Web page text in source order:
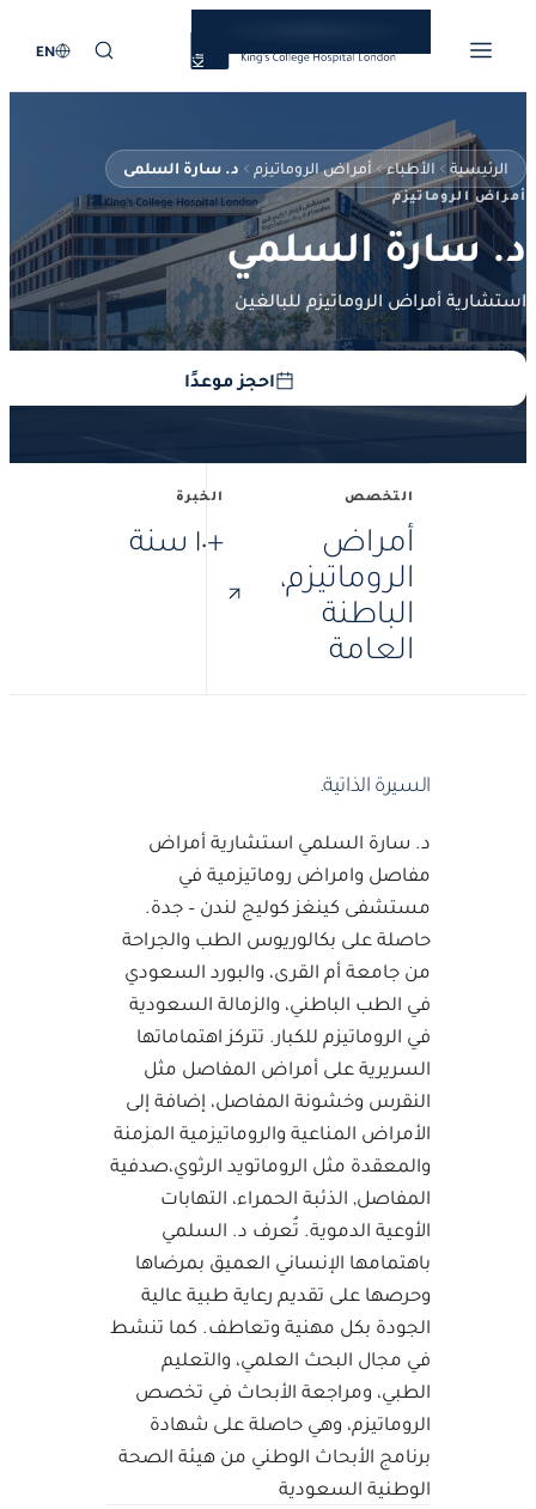
EN
الأطباء أمراض الروماتيزم د. سارة السلمي
الروماتيزم
سارة السلمي
أمراض الروماتيزم للبالغين
احجز موعدًا
التخصص
أمراض
الروماتيزم،
الباطنة
العامة
السيرة الذاتية.
د. سارة السلمي استشارية أمراض
مفاصل وامراض روماتيزمية في
مستشفى كينغز كوليج لندن – جدة.
حاصلة على بكالوريوس الطب والجراحة
من جامعة أم القرى، والبورد السعودي
في الطب الباطني، والزمالة السعودية
في الروماتيزم للكبار. تتركز اهتماماتها
السريرية على أمراض المفاصل مثل
النقرس وخشونة المفاصل، إضافة إلى
الأمراض المناعية والروماتيزمية المزمنة
والمعقدة مثل الروماتويد الرثوي،صدفية
المفاصل, الذئبة الحمراء، التهابات
الأوعية الدموية. تُعرف د. السلمي
باهتمامها الإنساني العميق بمرضاها
وحرصها على تقديم رعاية طبية عالية
الجودة بكل مهنية وتعاطف. كما تنشط
في مجال البحث العلمي، والتعليم
الطبي، ومراجعة الأبحاث في تخصص
الروماتيزم، وهي حاصلة على شهادة
برنامج الأبحاث الوطني من هيئة الصحة
الوطنية السعودية